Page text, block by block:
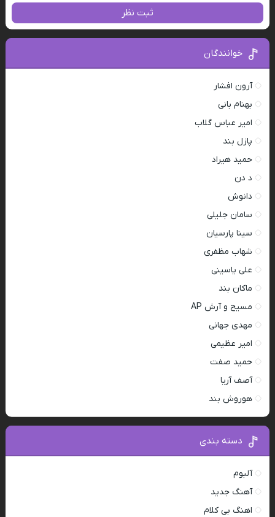
ثبت نظر
خوانندگان
آرون افشار
بهنام بانی
امیر عباس گلاب
پازل بند
حمید هیراد
د دن
دانوش
سامان جلیلی
سینا پارسیان
شهاب مظفری
علی یاسینی
ماکان بند
مسیح و آرش AP
مهدی جهانی
امیر عظیمی
حمید صفت
آصف آریا
هوروش بند
دسته بندی
آلبوم
آهنگ جدید
اهنگ بی کلام